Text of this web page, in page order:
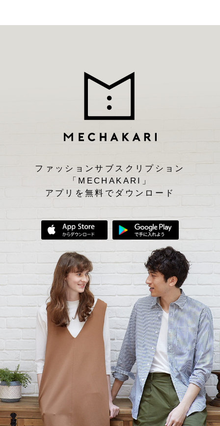
ファッションサブスクリプション
「MECHAKARI」
アプリを無料でダウンロード
App Storeからダウンロード